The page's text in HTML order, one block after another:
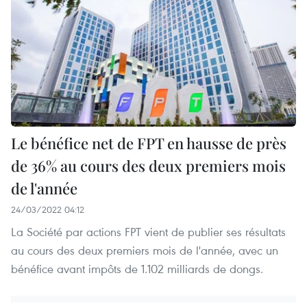
Le bénéfice net de FPT en hausse de près
de 36% au cours des deux premiers mois
de l'année
24/03/2022 04:12
La Société par actions FPT vient de publier ses résultats
au cours des deux premiers mois de l'année, avec un
bénéfice avant impôts de 1.102 milliards de dongs.